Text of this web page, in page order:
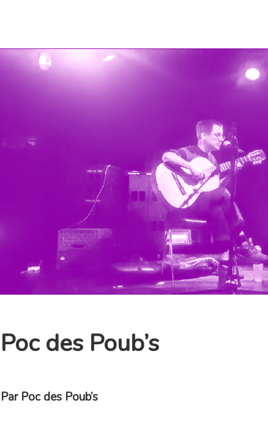
Poc des Poub’s
Par Poc des Poub’s